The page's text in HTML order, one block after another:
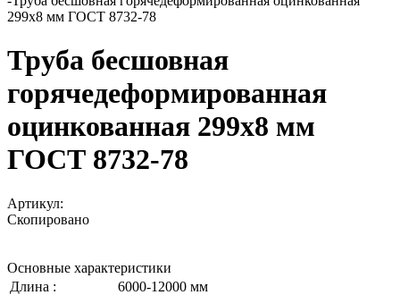
299х8 мм ГОСТ 8732-78
Труба бесшовная
горячедеформированная
оцинкованная 299х8 мм
ГОСТ 8732-78
Артикул:
Скопировано
Основные характеристики
Длина :
6000-12000 мм